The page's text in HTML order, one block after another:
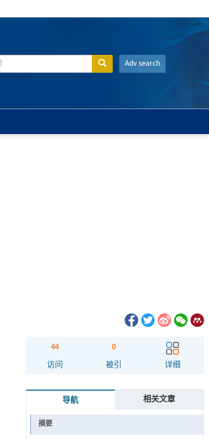
Adv search
44
访问
0
被引 详细
导航 相关文章
摘要